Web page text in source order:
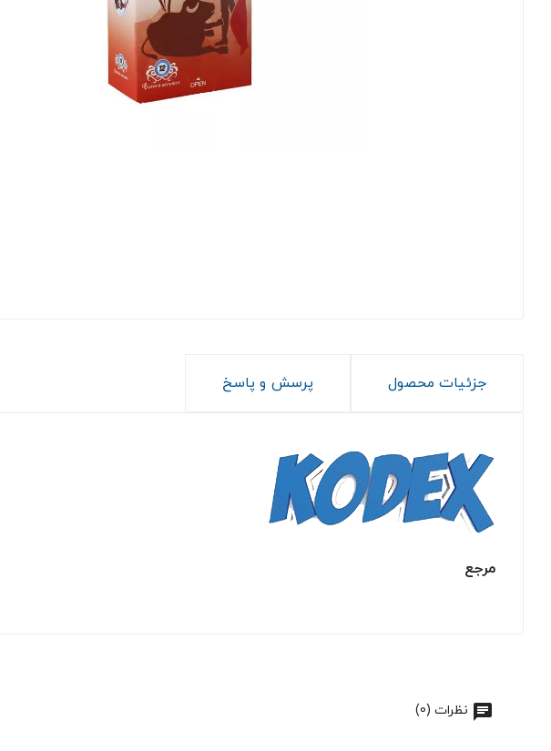
جزئیات محصول پرسش و پاسخ
مرجع
نظرات (0)